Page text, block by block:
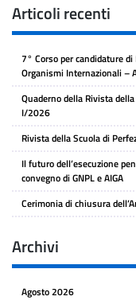
Articoli recenti
7° Corso per candidature
Organismi Internazionali –
Quaderno della Rivista
I/2026
Rivista della Scuola di
Il futuro dell’esecuzione
convegno di GNPL e AIGA
Cerimonia di chiusura
Archivi
Agosto 2026